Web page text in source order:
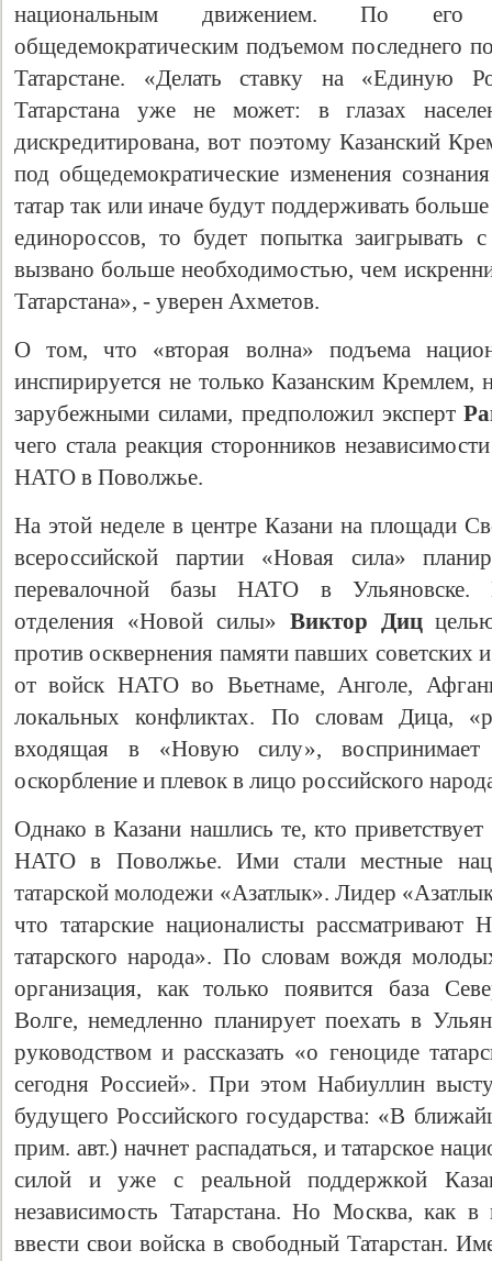
национальным движением. По
общедемократическим подъемом последнего
Татарстане. «Делать ставку на «Единую
Татарстана уже не может: в глазах
дискредитирована, вот поэтому Казанский
под общедемократические изменения
татар так или иначе будут поддерживать
единороссов, то будет попытка
вызвано больше необходимостью, чем
Татарстана», - уверен Ахметов.
О том, что «вторая волна» подъема
инспирируется не только Казанским Кремлем,
зарубежными силами, предположил эксперт
чего стала реакция сторонников
НАТО в Поволжье.
На этой неделе в центре Казани на площади
всероссийской партии «Новая сила»
перевалочной базы НАТО в Ульяновске.
отделения «Новой силы» Виктор Диццелью
против осквернения памяти павших советских
от войск НАТО во Вьетнаме, Анголе,
локальных конфликтах. По словам Дица,
входящая в «Новую силу»,
оскорбление и плевок в лицо российского
Однако в Казани нашлись те, кто
НАТО в Поволжье. Ими стали местные
татарской молодежи «Азатлык». Лидер
что татарские националисты
татарского народа». По словам вождя
организация, как только появится база
Волге, немедленно планирует поехать в
руководством и рассказать «о геноциде
сегодня Россией». При этом Набиуллин
будущего Российского государства: «В
прим. авт.) начнет распадаться, и татарское
силой и уже с реальной поддержкой
независимость Татарстана. Но Москва, как в
ввести свои войска в свободный Татарстан.